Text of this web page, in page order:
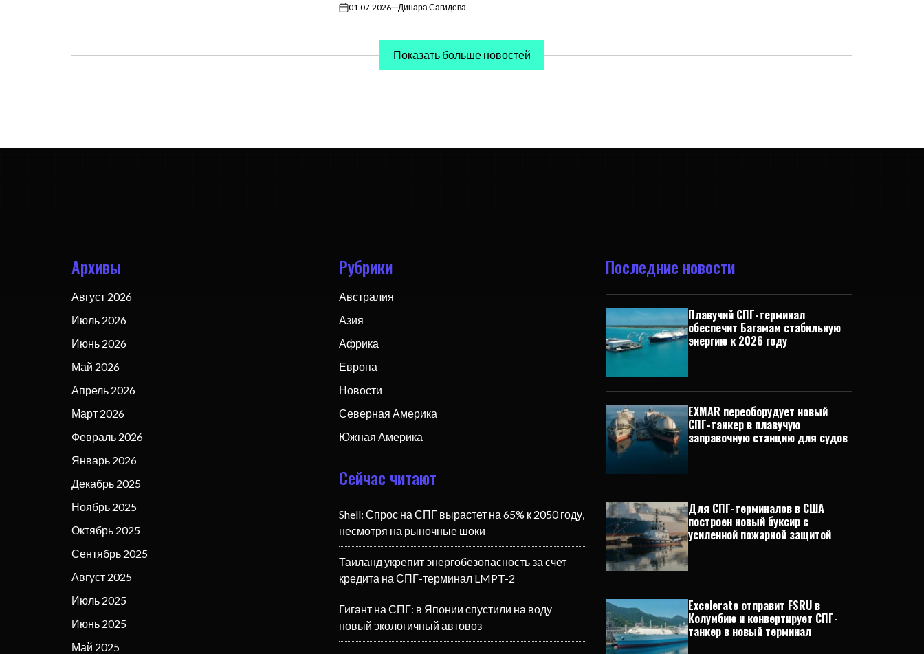
on01.07.2026 Динара Сагидова
Показать больше новостей
Архивы
Август 2026
Июль 2026
Июнь 2026
Май 2026
Апрель 2026
Март 2026
Февраль 2026
Январь 2026
Декабрь 2025
Ноябрь 2025
Октябрь 2025
Сентябрь 2025
Август 2025
Июль 2025
Июнь 2025
Май 2025
Рубрики
Австралия
Азия
Африка
Европа
Новости
Северная Америка
Южная Америка
Сейчас читают
Shell: Спрос на СПГ вырастет на 65% к 2050 году,
несмотря на рыночные шоки
Таиланд укрепит энергобезопасность за счет
кредита на СПГ-терминал LMPT-2
Гигант на СПГ: в Японии спустили на воду
новый экологичный автовоз
Последние новости
Плавучий СПГ-терминал
обеспечит Багамам стабильную
энергию к 2026 году
EXMAR переоборудует новый
СПГ-танкер в плавучую
заправочную станцию для судов
Для СПГ-терминалов в США
построен новый буксир с
усиленной пожарной защитой
Excelerate отправит FSRU в
Колумбию и конвертирует СПГ-
танкер в новый терминал